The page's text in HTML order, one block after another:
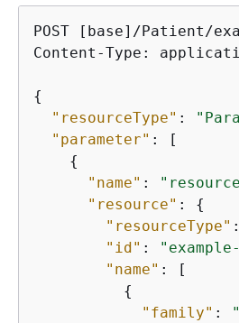
POST [base]/Patient/
Content-Type:
{
"resourceType" :
"parameter" : [
{
"name" :
"resource" : {
"resourceType"
"id" :
"name" : [
{
"family" :